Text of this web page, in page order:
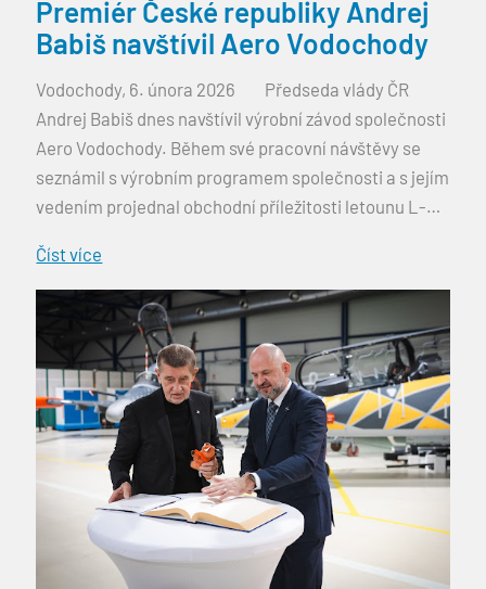
Premiér České republiky Andrej
Babiš navštívil Aero Vodochody
Vodochody, 6. února 2026 Předseda vlády ČR
Andrej Babiš dnes navštívil výrobní závod společnosti
Aero Vodochody. Během své pracovní návštěvy se
seznámil s výrobním programem společnosti a s jejím
vedením projednal obchodní příležitosti letounu L-39
výrobními kapacitami společnosti, jejím
technologickým zázemím i jednotlivými výrobními
programy. Prohlédl si mimo […]
Číst více